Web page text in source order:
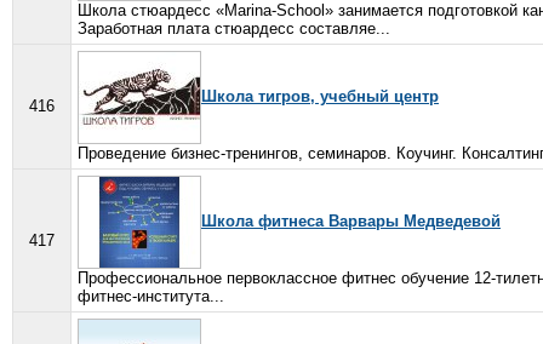
Школа стюардесс «Marina-School» занимается подготовкой
Заработная плата стюардесс составляе...
416
Школа тигров, учебный центр
Проведение бизнес-тренингов, семинаров. Коучинг.
417
Школа фитнеса Варвары Медведевой
Профессиональное первоклассное фитнес обучение 12-
фитнес-института...